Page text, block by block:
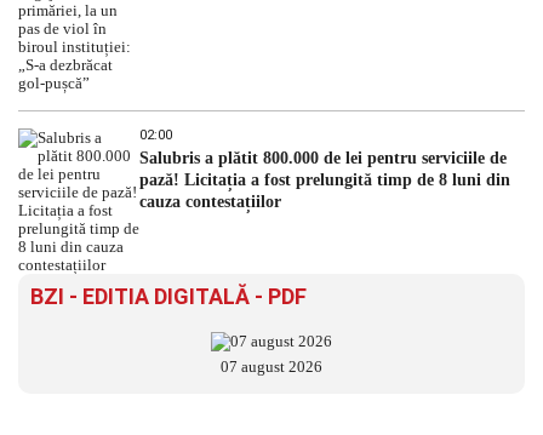
02:00
Salubris a plătit 800.000 de lei pentru serviciile de
pază! Licitația a fost prelungită timp de 8 luni din
cauza contestațiilor
BZI - EDITIA DIGITALĂ - PDF
07 august 2026